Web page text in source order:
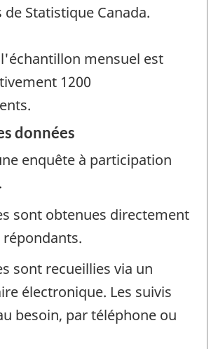
Statistique Canada.
mensuel est
1200
données
enquête à participation
sont obtenues directement
sont recueillies via un
électronique. Les suivis
besoin, par téléphone ou